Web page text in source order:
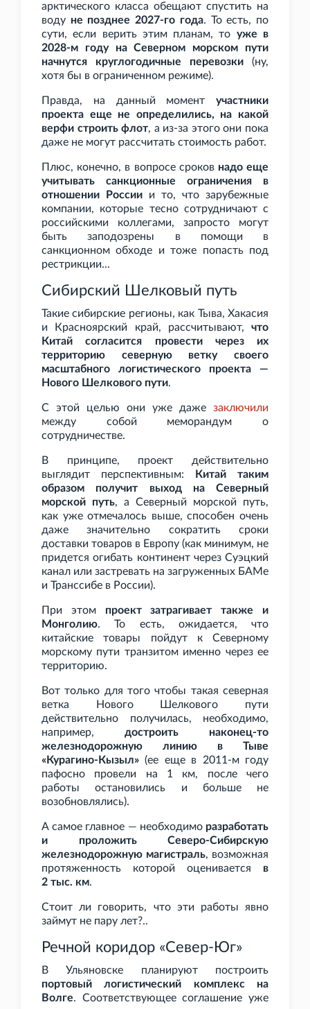
арктического класса обещают спустить на
воду не позднее 2027-го года. То есть, по
сути, если верить этим планам, то уже в
2028-м году на Северном морском пути
начнутся круглогодичные перевозки (ну,
хотя бы в ограниченном режиме).
Правда, на данный момент участники
проекта еще не определились, на какой
верфи строить флот, а из-за этого они пока
даже не могут рассчитать стоимость работ.
Плюс, конечно, в вопросе сроков надо еще
учитывать санкционные ограничения в
отношении России и то, что зарубежные
компании, которые тесно сотрудничают с
российскими коллегами, запросто могут
быть заподозрены в помощи в
санкционном обходе и тоже попасть под
рестрикции...
Сибирский Шелковый путь
Такие сибирские регионы, как Тыва, Хакасия
и Красноярский край, рассчитывают, что
Китай согласится провести через их
территорию северную ветку своего
масштабного логистического проекта —
Нового Шелкового пути.
С этой целью они уже даже заключили
между собой меморандум о
сотрудничестве.
В принципе, проект действительно
выглядит перспективным:
Китай таким
образом получит выход на Северный
морской путь, а Северный морской путь,
как уже отмечалось выше, способен очень
даже значительно сократить сроки
доставки товаров в Европу (как минимум, не
придется огибать континент через Суэцкий
канал или застревать на загруженных БАМе
и Транссибе в России).
При этом проект затрагивает также и
Монголию. То есть, ожидается, что
китайские товары пойдут к Северному
морскому пути транзитом именно через ее
территорию.
Вот только для того чтобы такая северная
ветка Нового Шелкового пути
действительно получилась, необходимо,
например, достроить наконец-то
железнодорожную линию в Тыве
«Курагино-Кызыл» (ее еще в 2011-м году
пафосно провели на 1 км, после чего
работы остановились и больше не
возобновлялись).
А самое главное — необходимо разработать
и проложить Северо-Сибирскую
железнодорожную магистраль, возможная
протяженность которой оценивается в
2 тыс. км.
Стоит ли говорить, что эти работы явно
займут не пару лет?..
Речной коридор «Север-Юг»
В Ульяновске планируют построить
портовый логистический комплекс на
Волге. Соответствующее соглашение уже